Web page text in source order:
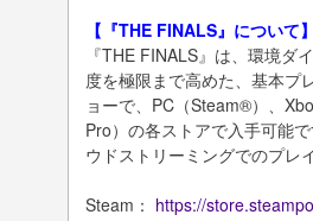
【『THE FINALS』について
『THE FINALS』は、環境ダ
度を極限まで高めた、基本プ
ョーで、PC（Steam®）、
Pro）の各ストアで入手可能
ウドストリーミングでのプレ
Steam： https://